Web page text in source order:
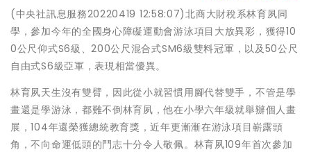
(中央社訊息服務20220419 12:58:07)北商大財稅系林育夙同
學，參加今年的全國身心障礙運動會游泳項目大放異彩，獲得10
0公尺仰式S6級、200公尺混合式SM6級雙料冠軍，以及50公尺
自由式S6級亞軍，表現相當優異。
林育夙天生沒有雙臂，因此從小就習慣用腳代替雙手，不管是學
畫還是學游泳，都難不倒林育夙，他在小學六年級就舉辦個人畫
展，104年還榮獲總統教育獎，近年更漸漸在游泳項目嶄露頭
角，不向命運低頭的鬥志十分令人敬佩。林育夙109年首次參加